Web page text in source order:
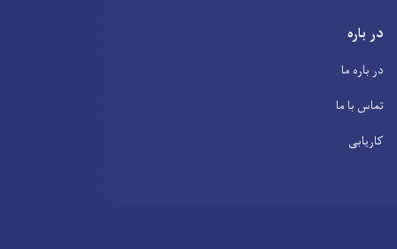
در باره
در باره ما
تماس با ما
کاریابی